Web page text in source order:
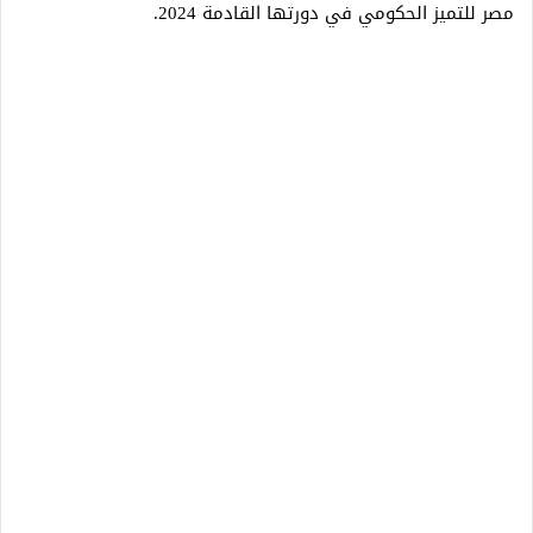
مصر للتميز الحكومي في دورتها القادمة 2024.